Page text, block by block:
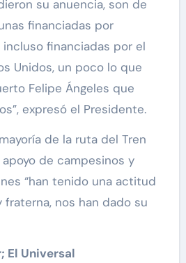
su anuencia, son de
financiadas por
incluso financiadas por el
Unidos, un poco lo que
Felipe Ángeles que
expresó el Presidente.
de la ruta del Tren
de campesinos y
“han tenido una actitud
fraterna, nos han dado su
El Universal